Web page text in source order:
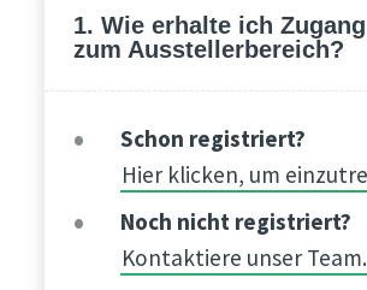
1. Wie erhalte ich Zugang
zum Ausstellerbereich?
Schon registriert?
Hier klicken, um
Noch nicht registriert?
Kontaktiere unser Team.